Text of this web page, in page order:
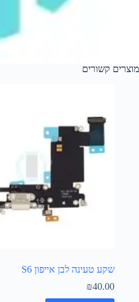
מוצרים קשורים
שקע טעינה לבן אייפון S6
₪40.00